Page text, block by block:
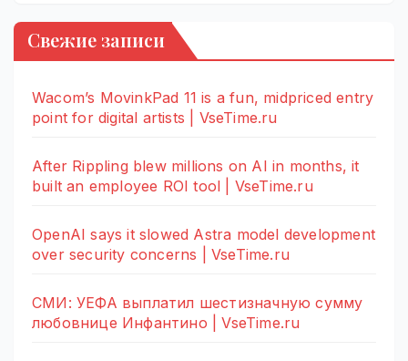
Свежие записи
Wacom’s MovinkPad 11 is a fun, midpriced entry
point for digital artists | VseTime.ru
After Rippling blew millions on AI in months, it
built an employee ROI tool | VseTime.ru
OpenAI says it slowed Astra model development
over security concerns | VseTime.ru
СМИ: УЕФА выплатил шестизначную сумму
любовнице Инфантино | VseTime.ru